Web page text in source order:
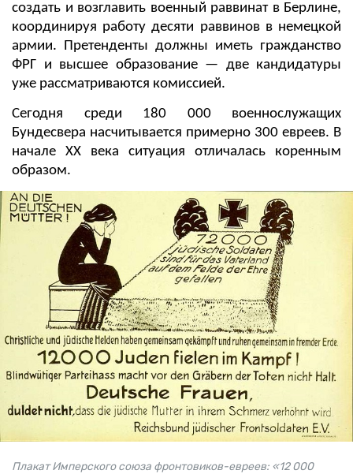
создать и возглавить военный раввинат в Берлине,
координируя работу десяти раввинов в немецкой
армии. Претенденты должны иметь гражданство
ФРГ и высшее образование — две кандидатуры
уже рассматриваются комиссией.
Сегодня среди 180 000 военнослужащих
Бундесвера насчитывается примерно 300 евреев. В
начале XX века ситуация отличалась коренным
образом.
Плакат Имперского союза фронтовиков-евреев: «12 000